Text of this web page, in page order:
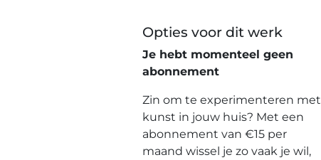
Opties voor dit werk
Je hebt momenteel geen
abonnement
Zin om te experimenteren met
kunst in jouw huis? Met een
abonnement van €15 per
maand wissel je zo vaak je wil,